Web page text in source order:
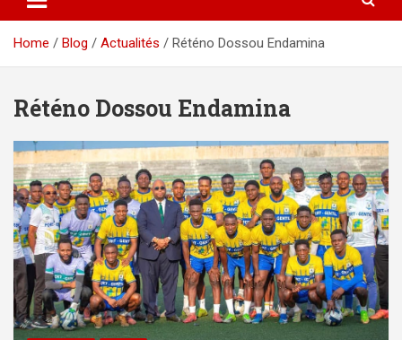
Home Blog Actualités Réténo Dossou Endamina
Réténo Dossou Endamina